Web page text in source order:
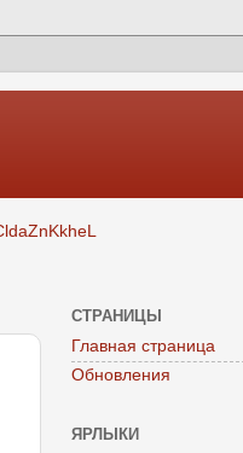
СТРАНИЦЫ
Главная страница
Обновления
ЯРЛЫКИ